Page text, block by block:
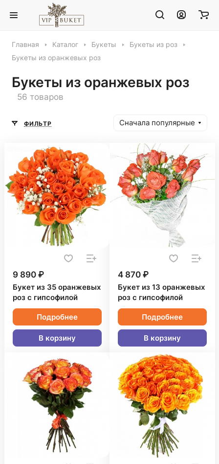
Главная Каталог Букеты
Букеты из роз
Букеты из оранжевых роз
Букеты из оранжевых роз
56 товаров
ФИЛЬТР Сначала популярные
9 890 ₽
Букет из 35 оранжевых
роз с гипсофилой
Подробнее
В корзину
4 870 ₽
Букет из 13 оранжевых
роз с гипсофилой
Подробнее
В корзину